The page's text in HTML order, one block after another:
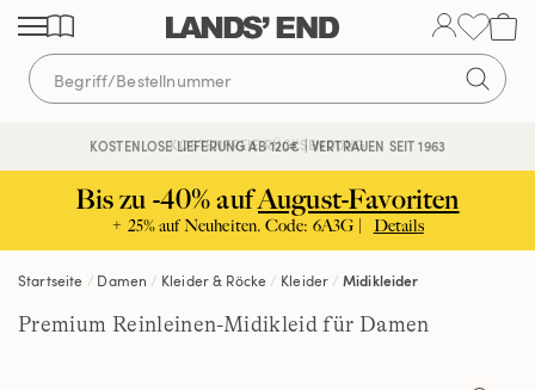
Direkt
zum
Inhalt
Direkt
zur
Navigation
Direkt
zur
Suche
KOSTENLOSE LIEFERUNG AB 120€ | VERTRAUEN SEIT 1963
KOSTENFREIE RÜCKSENDUNG
Bis zu -40% aufAugust-Favoriten
+ 25% auf Neuheiten. Code: 6A3G | Details
Startseite Damen Kleider & Röcke Kleider Midikleider
Premium Reinleinen-Midikleid für Damen